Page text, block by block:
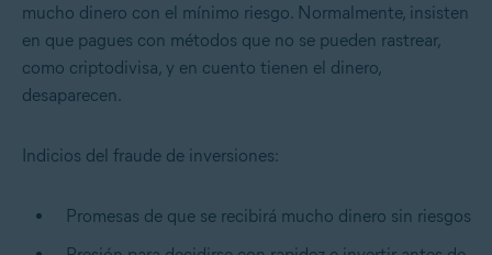
mucho dinero con el mínimo riesgo. Normalmente, insisten
en que pagues con métodos que no se pueden rastrear,
como criptodivisa, y en cuento tienen el dinero,
desaparecen.
Indicios del fraude de inversiones:
Promesas de que se recibirá mucho dinero sin riesgos